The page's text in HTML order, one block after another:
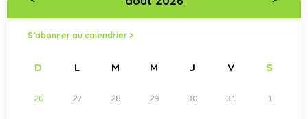
S’abonner au calendrier >
D L M M J V S
26 27 28 29 30 31 1